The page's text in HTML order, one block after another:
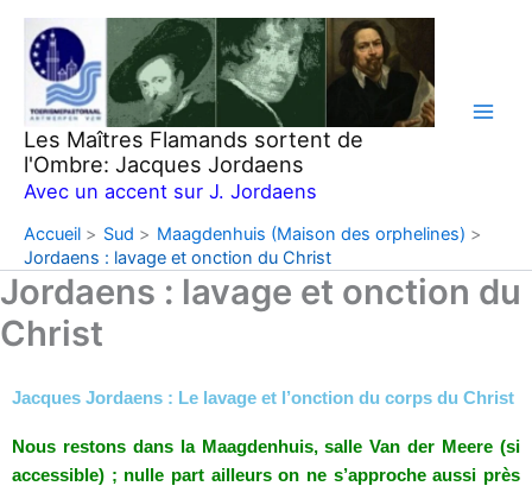
Aller
contenu
Les Maîtres Flamands sortent de
l'Ombre: Jacques Jordaens
Avec un accent sur J. Jordaens
Accueil Sud
Maagdenhuis (Maison des orphelines)
Jordaens : lavage et onction du Christ
Jordaens : lavage et onction du
Christ
Jacques Jordaens : Le lavage et l’onction du corps du Christ
Nous restons dans la Maagdenhuis, salle Van der Meere (si
accessible) ; nulle part ailleurs on ne s’approche aussi près